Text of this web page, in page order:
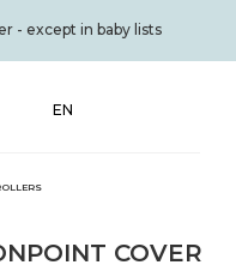
- except in baby lists
EN
COVER